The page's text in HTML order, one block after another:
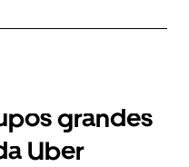
grandes
Uber